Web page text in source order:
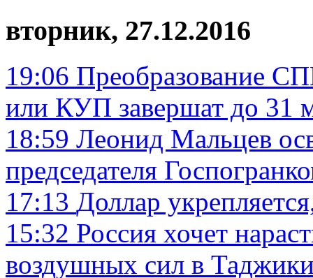
вторник, 27.12.2016
19:06 Преобразование
или КУП завершат до 31
18:59 Леонид Мальцев
председателя
17:13 Доллар
15:32 Россия хочет
воздушных сил в